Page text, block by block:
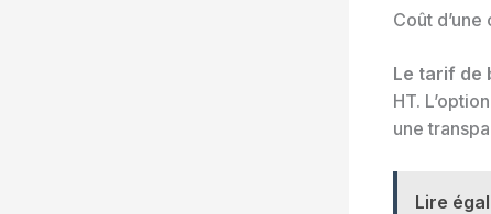
Coût
Le tarif de
HT.
une
Lire